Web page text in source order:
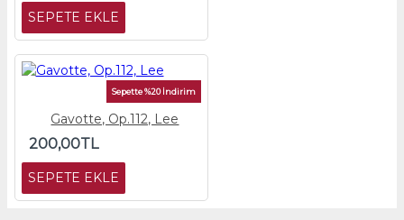
SEPETE EKLE
Sepette %20 İndirim
Gavotte, Op.112, Lee
200,00TL
SEPETE EKLE